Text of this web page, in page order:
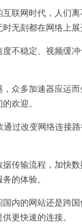
联网时代，人们离
无刻都在网络上展
不稳定、视频缓冲
众多加速器应运而
欢迎。
过改变网络连接路
传输流程，加快数
的体验。
内的网站还是跨国
更快速的连接。